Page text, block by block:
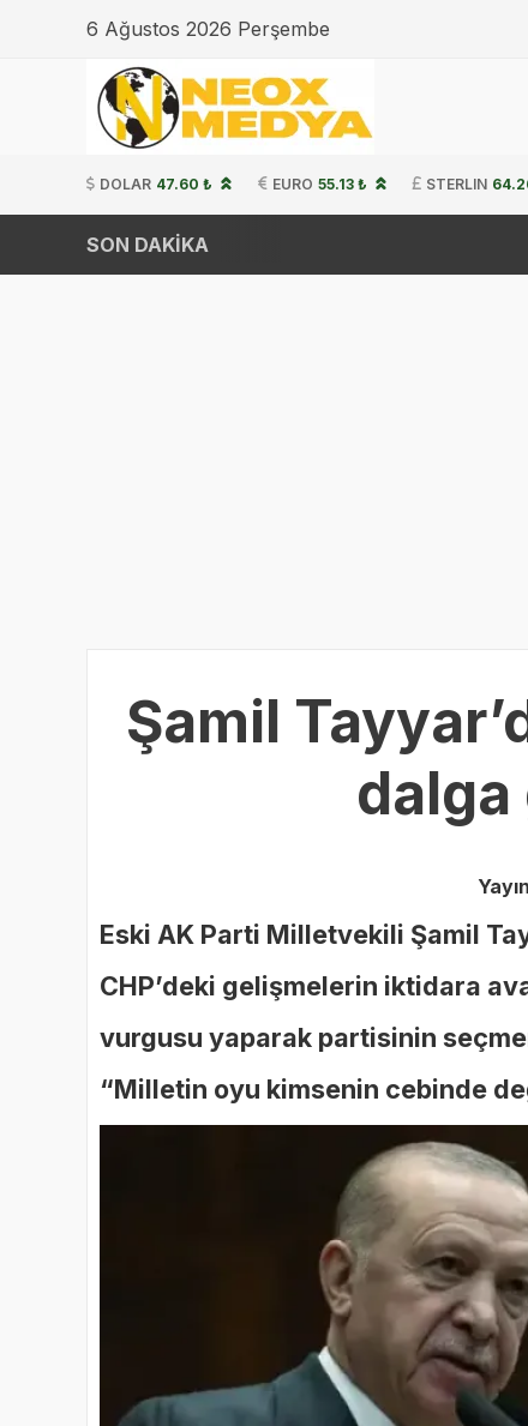
6 Ağustos 2026 Perşembe
DOLAR 47.60 ₺ EURO 55.13 ₺ STERLIN
SON DAKİKA
Şamil
dalga
Eski AK Parti Milletvekili Şamil
CHP’deki gelişmelerin iktidara
vurgusu yaparak partisinin
“Milletin oyu kimsenin cebinde